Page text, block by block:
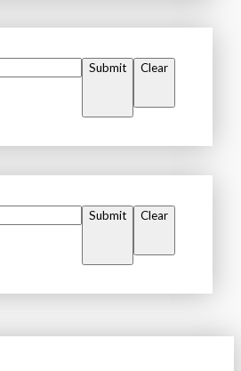
Submit Clear
Submit Clear